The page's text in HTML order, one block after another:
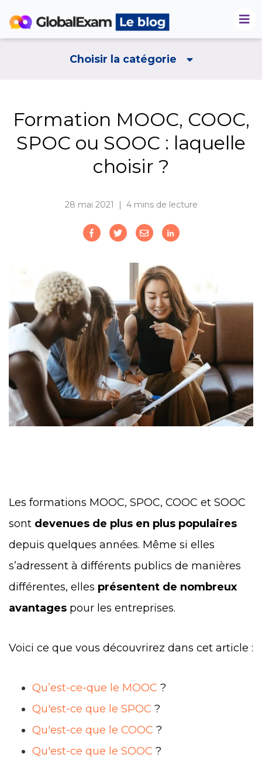
Choisir la catégorie
Formation MOOC, COOC,
SPOC ou SOOC : laquelle
choisir ?
28 mai 2021 | 4 mins de lecture
Les formations MOOC, SPOC, COOC et SOOC
sont devenues de plus en plus populaires
depuis quelques années. Même si elles
s’adressent à différents publics de manières
différentes, elles présentent de nombreux
avantages pour les entreprises.
Voici ce que vous découvrirez dans cet article :
Qu’est-ce-que le MOOC ?
Qu'est-ce que le SPOC ?
Qu'est-ce que le COOC ?
Qu'est-ce que le SOOC ?